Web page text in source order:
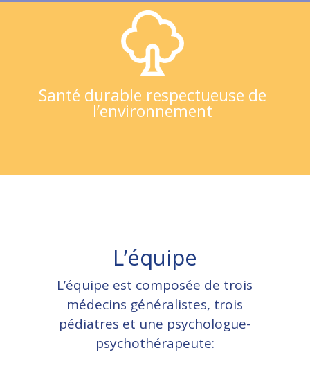
Santé durable respectueuse de
l’environnement
L’équipe
L’équipe est composée de trois
médecins généralistes, trois
pédiatres et une psychologue-
psychothérapeute: